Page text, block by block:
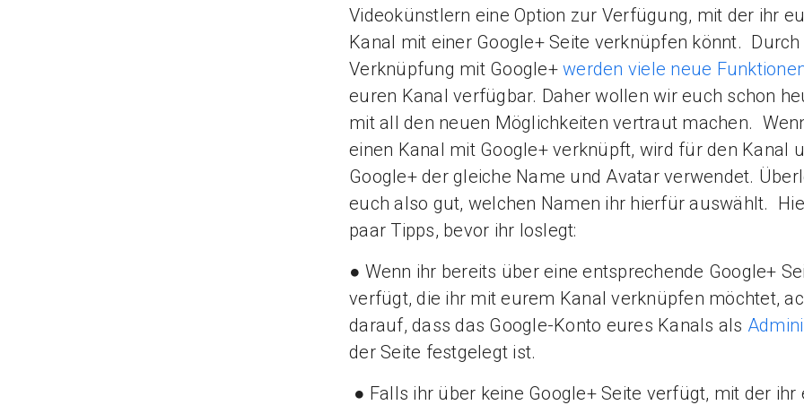
Videokünstlern eine Option zur Verfügung, mit der ihr
Kanal mit einer Google+ Seite verknüpfen könnt. Durch
Verknüpfung mit Google+ werden viele neue
euren Kanal verfügbar. Daher wollen wir euch schon
mit all den neuen Möglichkeiten vertraut machen.
einen Kanal mit Google+ verknüpft, wird für den Kanal
Google+ der gleiche Name und Avatar verwendet.
euch also gut, welchen Namen ihr hierfür auswählt.
paar Tipps, bevor ihr loslegt:
● Wenn ihr bereits über eine entsprechende Google+
verfügt, die ihr mit eurem Kanal verknüpfen möchtet,
darauf, dass das Google-Konto eures Kanals als
der Seite festgelegt ist.
● Falls ihr über keine Google+ Seite verfügt, mit der ihr